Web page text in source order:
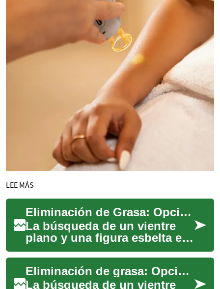
LEE MÁS
Eliminación de Grasa: Opciones No Quirúrgicas para un Vientre Plano
La búsqueda de un vientre
plano y una figura esbelta es
un objetivo común para
muchas personas.
Afortunadamente, los ...
Eliminación de grasa: Opciones no quirúrgicas para un vientre plano
La búsqueda de un vientre